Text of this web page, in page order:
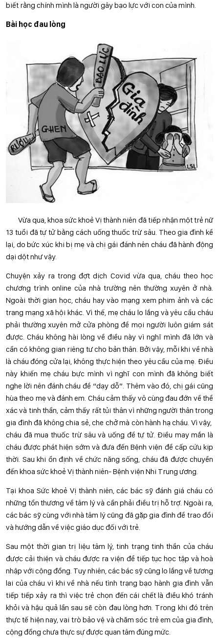
biết rằng chính mình là người gây bạo lực với con của mình.
Bài học đau lòng
Vừa qua, khoa sức khoẻ Vị thành niên đã tiếp nhận một trẻ nữ
13 tuổi đã tự tử bằng cách uống thuốc trừ sâu. Theo gia đình kể
lại, do bức xúc khi bị mẹ và chị gái đánh nên cháu đã hành động
dại dột như vậy.
Chuyện xảy ra trong đợt dịch Covid vừa qua, cháu theo học
chương trình online của nhà trường nên thường xuyên ở nhà.
Ngoài thời gian học, cháu hay vào mạng xem phim ảnh và các
trang mạng xã hội khác. Vì thế, mẹ cháu lo lắng và yêu cầu cháu
phải thường xuyên mở cửa phòng để mọi người luôn giám sát
được. Cháu không hài lòng về điều này vì nghĩ mình đã lớn và
cần có không gian riêng tư cho bản thân. Bởi vậy, mỗi khi về nhà
là cháu đóng cửa lại, không thực hiện theo yêu cầu của mẹ. Điều
này khiến mẹ cháu bực mình vì nghĩ con mình đã không biết
nghe lời nên đánh cháu để “dạy dỗ”. Thêm vào đó, chị gái cũng
hùa theo mẹ và đánh em. Cháu cảm thấy vô cùng đau đớn về thể
xác và tinh thần, cảm thấy rất tủi thân vì những người thân trong
gia đình đã không chia sẻ, che chở mà còn hành hạ cháu. Vì vậy,
cháu đã mua thuốc trừ sâu và uống để tự tử. Điều may mắn là
cháu được phát hiện sớm và đưa đến Bệnh viện để cấp cứu kịp
thời. Sau khi ổn định về chức năng sống, cháu đã được chuyển
đến khoa sức khoẻ Vị thành niên- Bệnh viện Nhi Trung ương.
Tại khoa Sức khoẻ Vị thành niên, các bác sỹ đánh giá cháu có
những tổn thương về tâm lý và cần phải điều trị hỗ trợ. Ngoài ra,
các bác sỹ cùng với nhà tâm lý cũng đã gặp gia đình để trao đổi
và hướng dẫn về việc giáo dục đối với trẻ.
Sau một thời gian trị liệu tâm lý, tinh trạng tinh thần của cháu
được cải thiện và cháu được ra viện để tiếp tục học tập và hoà
nhập với cộng đồng. Tuy nhiên, các bác sỹ cũng lo lắng về tương
lai của cháu vì khi về nhà nếu tình trạng bạo hành gia đình vẫn
tiếp tiếp xảy ra thì việc trẻ chọn đến cái chết là điều khó tránh
khỏi và hậu quả lần sau sẽ còn đau lòng hơn. Trong khi đó trên
thực tế hiện nay, vai trò bảo vệ và chăm sóc trẻ em của gia đình,
cộng đồng chưa thực sự được quan tâm đúng mức.